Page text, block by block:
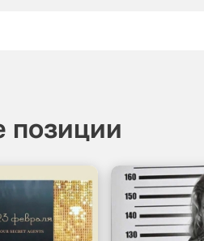
позиции